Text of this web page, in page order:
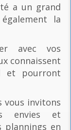
a un grand
la
avec vos
connaissent
et pourront
vous invitons
envies et
plannings en